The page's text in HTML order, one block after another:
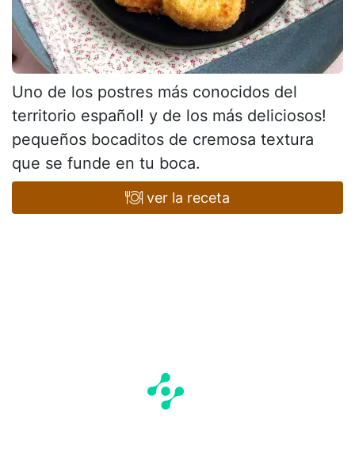
Uno de los postres más conocidos del
territorio español! y de los más deliciosos!
pequeños bocaditos de cremosa textura
que se funde en tu boca.
ver la receta